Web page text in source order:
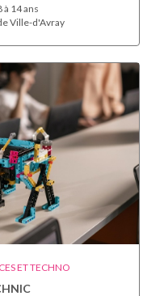
à 14 ans
Ville-d'Avray
ET TECHNO